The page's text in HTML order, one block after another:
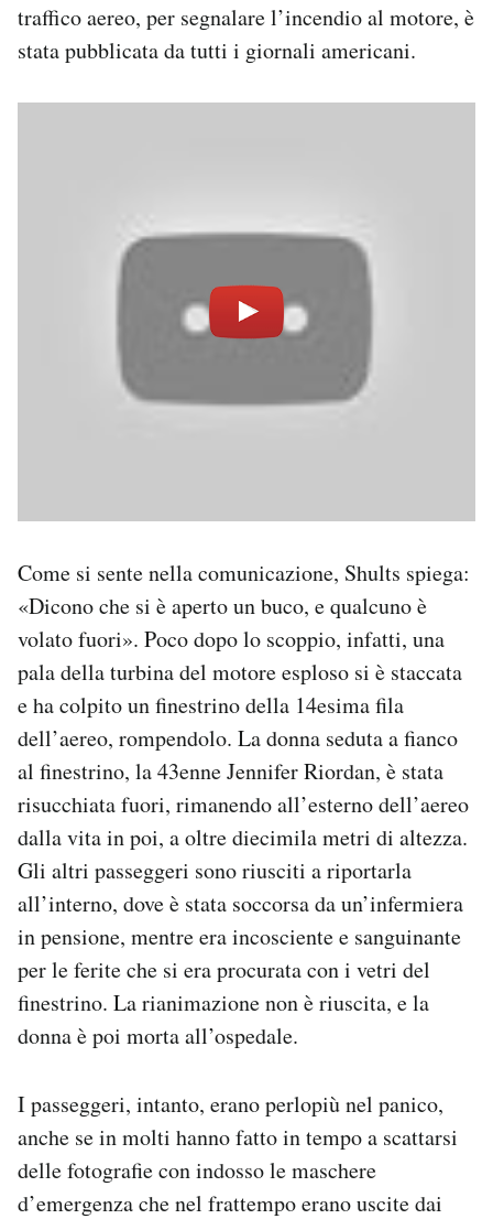
traffico aereo, per segnalare l’incendio al motore, è
stata pubblicata da tutti i giornali americani.
Come si sente nella comunicazione, Shults spiega:
«Dicono che si è aperto un buco, e qualcuno è
volato fuori». Poco dopo lo scoppio, infatti, una
pala della turbina del motore esploso si è staccata
e ha colpito un finestrino della 14esima fila
dell’aereo, rompendolo. La donna seduta a fianco
al finestrino, la 43enne Jennifer Riordan, è stata
risucchiata fuori, rimanendo all’esterno dell’aereo
dalla vita in poi, a oltre diecimila metri di altezza.
Gli altri passeggeri sono riusciti a riportarla
all’interno, dove è stata soccorsa da un’infermiera
in pensione, mentre era incosciente e sanguinante
per le ferite che si era procurata con i vetri del
finestrino. La rianimazione non è riuscita, e la
donna è poi morta all’ospedale.
I passeggeri, intanto, erano perlopiù nel panico,
anche se in molti hanno fatto in tempo a scattarsi
delle fotografie con indosso le maschere
d’emergenza che nel frattempo erano uscite dai